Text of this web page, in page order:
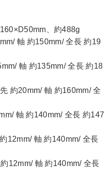
、約488g
軸 約150mm/ 全長 約19
軸 約135mm/ 全長 約18
約20mm/ 軸 約160mm/ 全
軸 約140mm/ 全長 約147
12mm/ 軸 約140mm/ 全長
12mm/ 軸 約140mm/ 全長